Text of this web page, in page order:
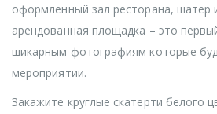
оформленный зал ресторана, шатер
арендованная площадка – это
шикарным фотографиям которые
мероприятии.
Закажите круглые скатерти белого